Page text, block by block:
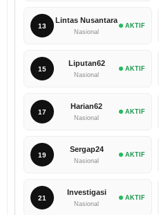
13
Lintas Nusantara
Nasional
AKTIF
15
Liputan62
Nasional
AKTIF
17
Harian62
Nasional
AKTIF
19
Sergap24
Nasional
AKTIF
21
Investigasi
Nasional
AKTIF